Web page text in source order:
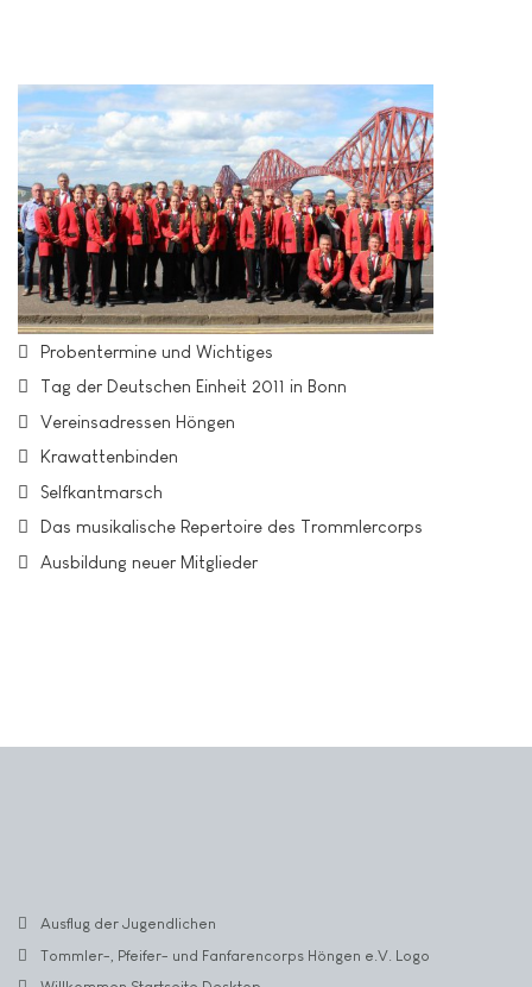
Probentermine und Wichtiges
Tag der Deutschen Einheit 2011 in Bonn
Vereinsadressen Höngen
Krawattenbinden
Selfkantmarsch
Das musikalische Repertoire des Trommlercorps
Ausbildung neuer Mitglieder
Ausflug der Jugendlichen
Tommler-, Pfeifer- und Fanfarencorps Höngen e.V. Logo